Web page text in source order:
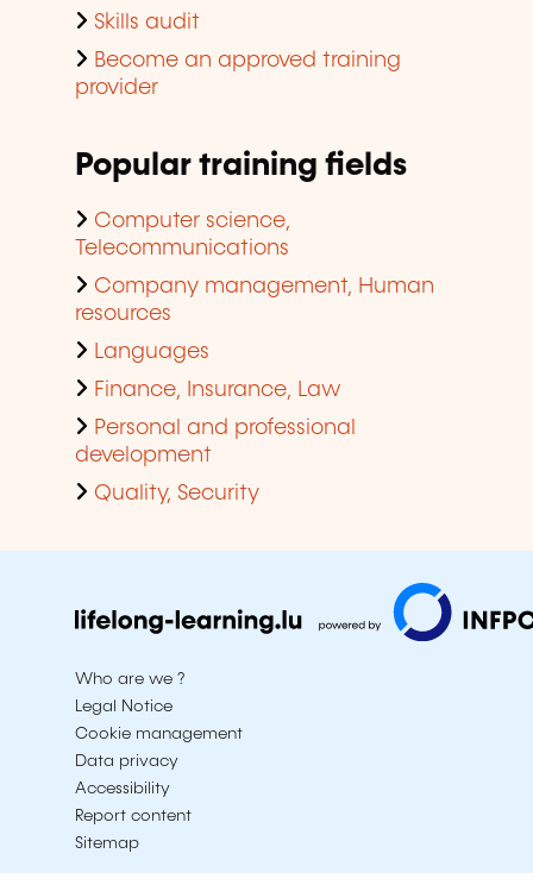
Skills audit
Become an approved training
provider
Popular training fields
Computer science,
Telecommunications
Company management, Human
resources
Languages
Finance, Insurance, Law
Personal and professional
development
Quality, Security
Who are we ?
Legal Notice
Cookie management
Data privacy
Accessibility
Report content
Sitemap